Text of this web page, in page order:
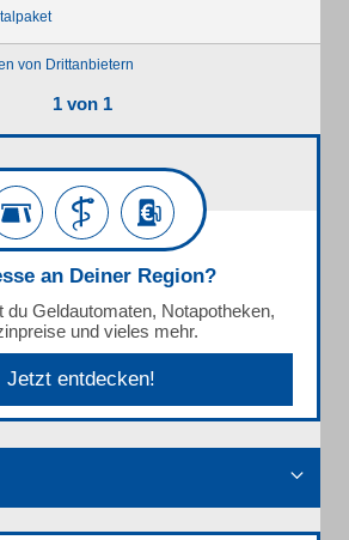
von Drittanbietern
1 von 1
an Deiner Region?
du Geldautomaten, Notapotheken,
und vieles mehr.
Jetzt entdecken!